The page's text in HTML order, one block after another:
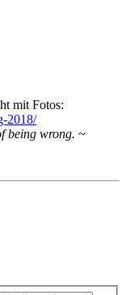
mit Fotos:
2018/
being wrong. ~